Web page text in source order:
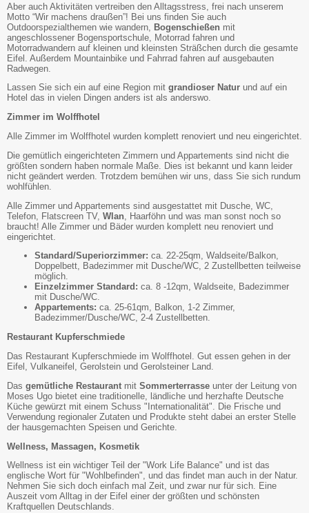
Aber auch Aktivitäten vertreiben den Alltagsstress, frei nach unserem
Motto “Wir machens draußen”! Bei uns finden Sie auch
Outdoorspezialthemen wie wandern, Bogenschießen mit
angeschlossener Bogensportschule, Motorrad fahren und
Motorradwandern auf kleinen und kleinsten Sträßchen durch die gesamte
Eifel. Außerdem Mountainbike und Fahrrad fahren auf ausgebauten
Radwegen.
Lassen Sie sich ein auf eine Region mit grandioser Natur und auf ein
Hotel das in vielen Dingen anders ist als anderswo.
Zimmer im Wolffhotel
Alle Zimmer im Wolffhotel wurden komplett renoviert und neu eingerichtet.
Die gemütlich eingerichteten Zimmern und Appartements sind nicht die
größten sondern haben normale Maße. Dies ist bekannt und kann leider
nicht geändert werden. Trotzdem bemühen wir uns, dass Sie sich rundum
wohlfühlen.
Alle Zimmer und Appartements sind ausgestattet mit Dusche, WC,
Telefon, Flatscreen TV, Wlan , Haarföhn und was man sonst noch so
braucht! Alle Zimmer und Bäder wurden komplett neu renoviert und
eingerichtet.
Standard/Superiorzimmer: ca. 22-25qm, Waldseite/Balkon,
Doppelbett, Badezimmer mit Dusche/WC, 2 Zustellbetten teilweise
möglich.
Einzelzimmer Standard: ca. 8 -12qm, Waldseite, Badezimmer
mit Dusche/WC.
Appartements: ca. 25-61qm, Balkon, 1-2 Zimmer,
Badezimmer/Dusche/WC, 2-4 Zustellbetten.
Restaurant Kupferschmiede
Das Restaurant Kupferschmiede im Wolffhotel. Gut essen gehen in der
Eifel, Vulkaneifel, Gerolstein und Gerolsteiner Land.
Das gemütliche Restaurant mit Sommerterrasse unter der Leitung von
Moses Ugo bietet eine traditionelle, ländliche und herzhafte Deutsche
Küche gewürzt mit einem Schuss "Internationalität". Die Frische und
Verwendung regionaler Zutaten und Produkte steht dabei an erster Stelle
der hausgemachten Speisen und Gerichte.
Wellness, Massagen, Kosmetik
Wellness ist ein wichtiger Teil der "Work Life Balance" und ist das
englische Wort für "Wohlbefinden", und das findet man auch in der Natur.
Nehmen Sie sich doch einfach mal Zeit, und zwar nur für sich. Eine
Auszeit vom Alltag in der Eifel einer der größten und schönsten
Kraftquellen Deutschlands.